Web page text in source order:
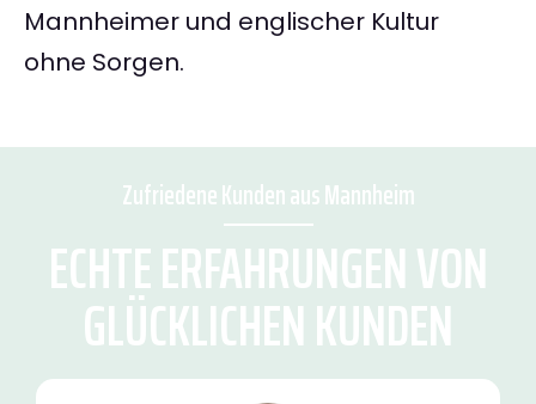
Mannheimer und englischer Kultur
ohne Sorgen.
Zufriedene Kunden aus Mannheim
ECHTE ERFAHRUNGEN VON
GLÜCKLICHEN KUNDEN